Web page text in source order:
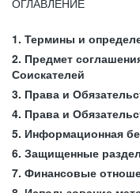
ОГЛАВЛЕНИЕ
1. Термины и
2. Предмет
Соискателей
3. Права и
4. Права и
5. Информационная
6. Защищенные
7. Финансовые